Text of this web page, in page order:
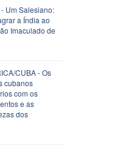
- Um Salesiano:
a Índia ao
Imaculado de
CUBA - Os
cubanos
com os
e as
dos